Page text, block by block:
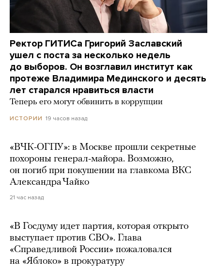
Ректор ГИТИСа Григорий Заславский
ушел с поста за несколько недель
до выборов. Он возглавил институт как
протеже Владимира Мединского и десять
лет старался нравиться власти
Теперь его могут обвинить в коррупции
ИСТОРИИ 19 часов назад
«ВЧК-ОГПУ»: в Москве прошли секретные
похороны генерал-майора. Возможно,
он погиб при покушении на главкома ВКС
Александра Чайко
21 час назад
«В Госдуму идет партия, которая открыто
выступает против СВО». Глава
«Справедливой России» пожаловался
на «Яблоко» в прокуратуру